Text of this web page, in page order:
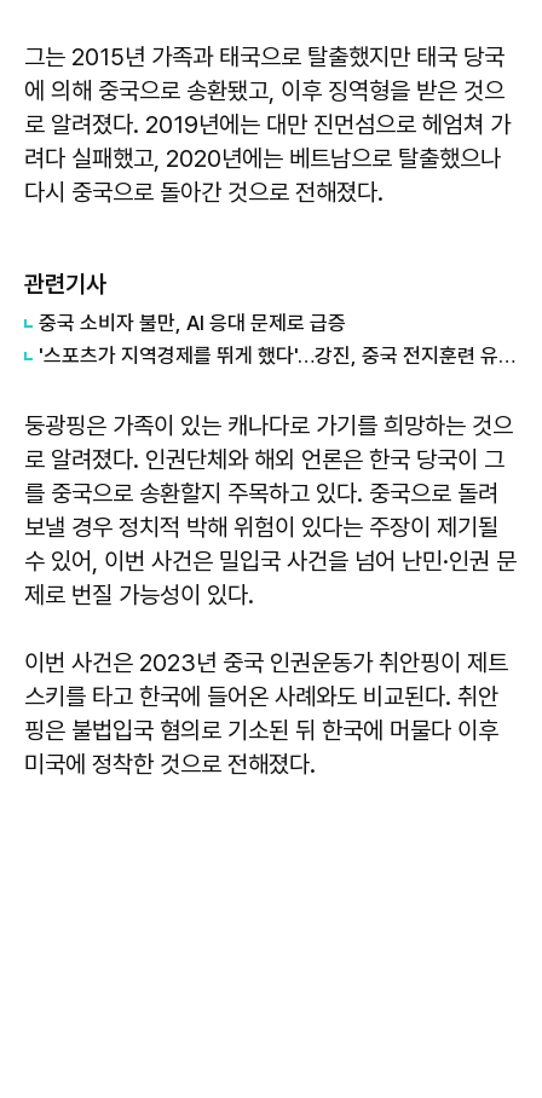
그는 2015년 가족과 태국으로 탈출했지만 태국 당국
에 의해 중국으로 송환됐고, 이후 징역형을 받은 것으
로 알려졌다. 2019년에는 대만 진먼섬으로 헤엄쳐 가
려다 실패했고, 2020년에는 베트남으로 탈출했으나
다시 중국으로 돌아간 것으로 전해졌다.
관련기사
중국 소비자 불만, AI 응대 문제로 급증
'스포츠가 지역경제를 뛰게 했다'…강진, 중국 전지훈련 유치로 10억 경제효과 기대
둥광핑은 가족이 있는 캐나다로 가기를 희망하는 것으
로 알려졌다. 인권단체와 해외 언론은 한국 당국이 그
를 중국으로 송환할지 주목하고 있다. 중국으로 돌려
보낼 경우 정치적 박해 위험이 있다는 주장이 제기될
수 있어, 이번 사건은 밀입국 사건을 넘어 난민·인권 문
제로 번질 가능성이 있다.
이번 사건은 2023년 중국 인권운동가 취안핑이 제트
스키를 타고 한국에 들어온 사례와도 비교된다. 취안
핑은 불법입국 혐의로 기소된 뒤 한국에 머물다 이후
미국에 정착한 것으로 전해졌다.